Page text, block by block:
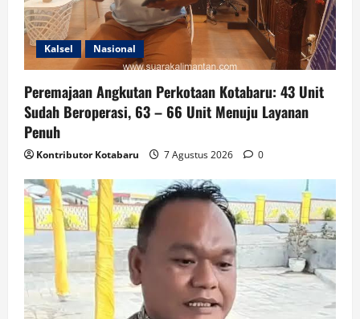
Kalsel Nasional
Peremajaan Angkutan Perkotaan Kotabaru: 43 Unit
Sudah Beroperasi, 63 – 66 Unit Menuju Layanan
Penuh
Kontributor Kotabaru 7 Agustus 2026 0